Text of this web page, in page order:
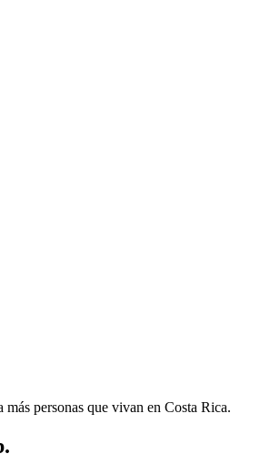
personas que vivan en Costa Rica.